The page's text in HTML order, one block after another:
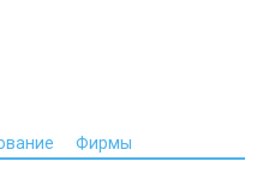
Фирмы